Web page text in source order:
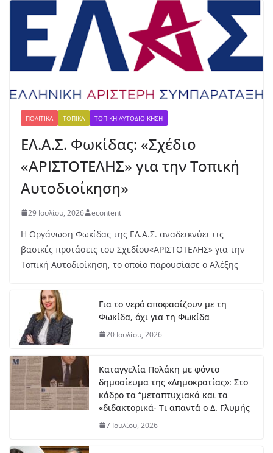
τά
λλ
ιο
γι
ν
ρο
κο
ς
ΔΤ Εντάχθηκε προς
χρηματοδότησης η εκπόνηση
Σχεδίου Αστικής Ανθεκτικότητας
ΠΟΛΙΤΙΚΆ ΤΟΠΙΚΆ ΤΟΠΙΚΉ ΑΥΤΟΔΙΟΊΚΗΣΗ
ΕΛ.Α.Σ. Φωκίδας: «Σχέδιο
«ΑΡΙΣΤΟΤΕΛΗΣ» για την Τοπική
Αυτοδιοίκηση»
29 Ιουλίου, 2026 econtent
Η Οργάνωση Φωκίδας της ΕΛ.Α.Σ. αναδεικνύει τις
βασικές προτάσεις του Σχεδίου«ΑΡΙΣΤΟΤΕΛΗΣ» για την
Τοπική Αυτοδιοίκηση, το οποίο παρουσίασε ο Αλέξης
Για το νερό αποφασίζουν με τη
Φωκίδα, όχι για τη Φωκίδα
20 Ιουλίου, 2026
Καταγγελία Πολάκη με φόντο
δημοσίευμα της «Δημοκρατίας»: Στο
κάδρο τα “μεταπτυχιακά και τα
«διδακτορικά- Τι απαντά ο Δ. Γλυμής
7 Ιουλίου, 2026